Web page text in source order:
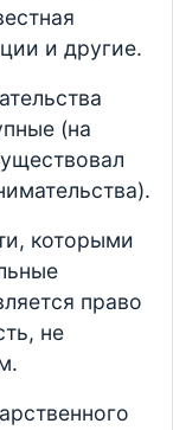
и другие.
(на
которыми
право
не